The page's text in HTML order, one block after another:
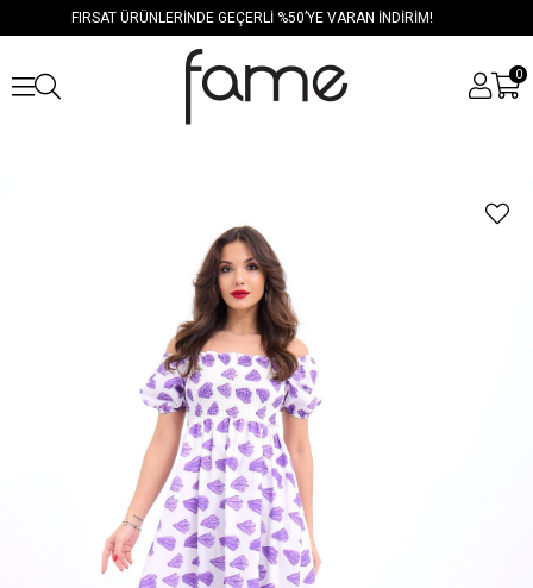
FIRSAT ÜRÜNLERİNDE GEÇERLİ %50’YE VARAN İNDİRİM!
0